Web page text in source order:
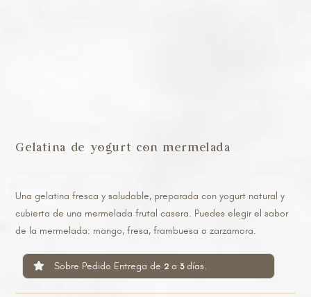
Gelatina de yogurt con mermelada
Una gelatina fresca y saludable, preparada con yogurt natural y
cubierta de una mermelada frutal casera. Puedes elegir el sabor
de la mermelada: mango, fresa, frambuesa o zarzamora.
Sobre Pedido Entrega de2 a3días.